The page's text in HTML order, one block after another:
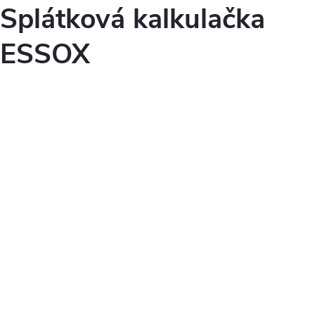
Splátková kalkulačka
ESSOX